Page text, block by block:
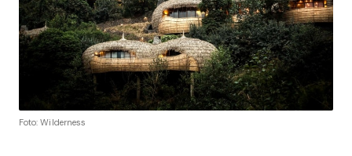
Foto: Wilderness